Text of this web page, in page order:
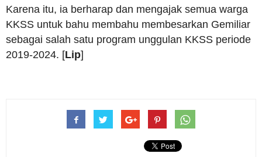
Karena itu, ia berharap dan mengajak semua warga
KKSS untuk bahu membahu membesarkan Gemiliar
sebagai salah satu program unggulan KKSS periode
2019-2024. [Lip]